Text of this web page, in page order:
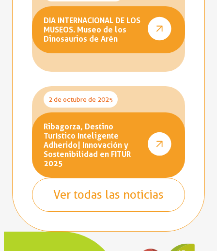
DIA INTERNACIONAL DE LOS
MUSEOS. Museo de los
Dinosaurios de Arén
2 de octubre de 2025
Ribagorza, Destino
Turístico Inteligente
Adherido| Innovación y
Sostenibilidad en FITUR
2025
Ver todas las noticias